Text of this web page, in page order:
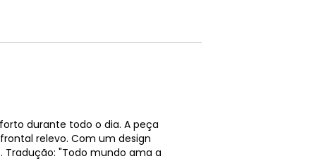
durante todo o dia. A peça
relevo. Com um design
"Todo mundo ama a